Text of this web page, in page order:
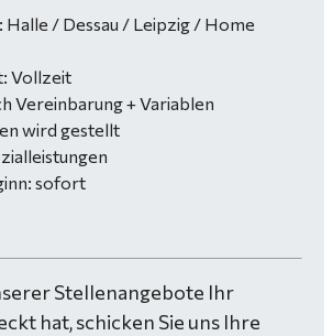
/ Dessau / Leipzig / Home
Vollzeit
Vereinbarung + Variablen
wird gestellt
sofort
Stellenangebote Ihr
hat, schicken Sie uns Ihre